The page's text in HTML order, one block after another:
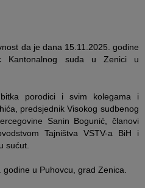
da je dana 15.11.2025. godine
Kantonalnog suda u Zenici u
porodici i svim kolegama i
predsjednik Visokog sudbenog
Sanin Bogunić, članovi
Tajništva VSTV-a BiH i
sućut.
u Puhovcu, grad Zenica.